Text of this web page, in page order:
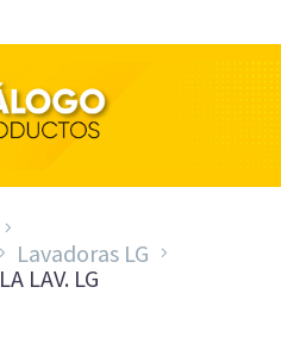
Lavadoras LG
LAV. LG